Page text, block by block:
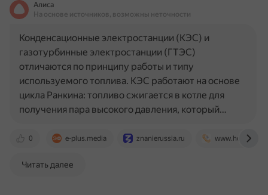
Алиса
На основе источников, возможны неточности
0 e-plus.media znanierussia.ru
Конденсационные электростанции (КЭС) и
газотурбинные электростанции (ГТЭС)
отличаются по принципу работы и типу
используемого топлива. КЭС работают на основе
цикла Ранкина: топливо сжигается в котле для
получения пара высокого давления, который…
Читать далее